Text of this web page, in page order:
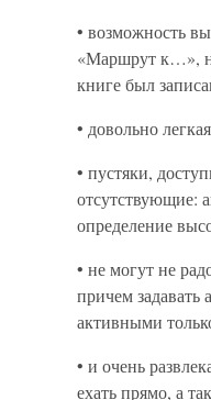
• возможность
«Маршрут к…»,
книге был
• довольно
• пустяки,
отсутствующие:
определение
• не могут не
причем задавать
активными
• и очень
ехать прямо, а